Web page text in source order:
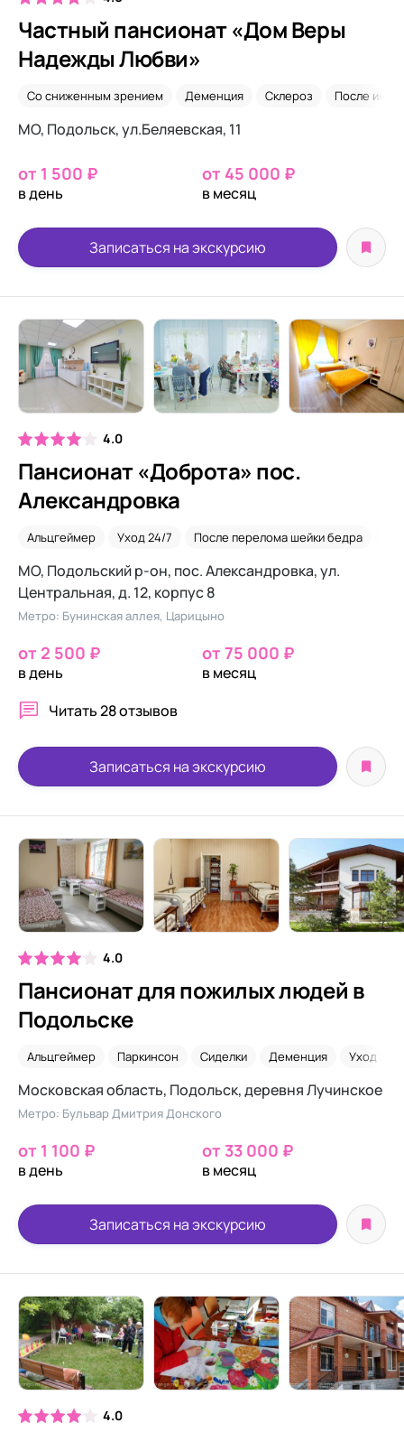
Частный пансионат «Дом Веры
Надежды Любви»
Со сниженным зрением Деменция Склероз После
МО, Подольск, ул.Беляевская, 11
от 1 500 ₽
в день
от 45 000 ₽
в месяц
Записаться на экскурсию
4.0
Пансионат «Доброта» пос.
Александровка
Альцгеймер Уход 24/7 После перелома шейки бедра
МО, Подольский р-он, пос. Александровка, ул.
Центральная, д. 12, корпус 8
Метро: Бунинская аллея, Царицыно
от 2 500 ₽
в день
от 75 000 ₽
в месяц
Читать28 отзывов
Записаться на экскурсию
4.0
Пансионат для пожилых людей в
Подольске
Альцгеймер Паркинсон Сиделки Деменция Уход 24/7
Московская область, Подольск, деревня Лучинское
Метро: Бульвар Дмитрия Донского
от 1 100 ₽
в день
от 33 000 ₽
в месяц
Записаться на экскурсию
4.0